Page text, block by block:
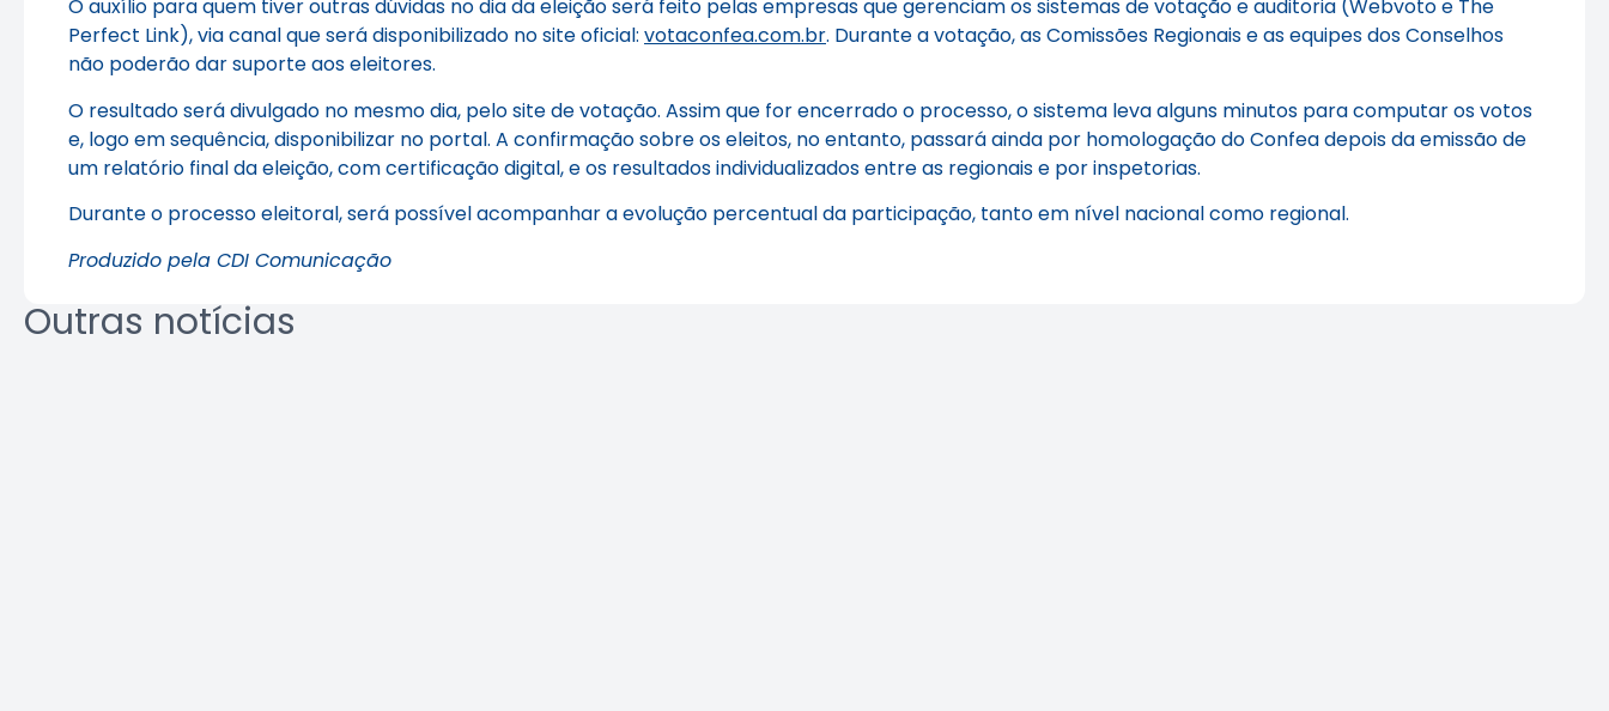
O auxílio para quem tiver outras dúvidas no dia da eleição será feito pelas empresas que gerenciam os sistemas de votação e auditoria (Webvoto e The
Perfect Link), via canal que será disponibilizado no site oficial: votaconfea.com.br. Durante a votação, as Comissões Regionais e as equipes dos Conselhos
não poderão dar suporte aos eleitores.
O resultado será divulgado no mesmo dia, pelo site de votação. Assim que for encerrado o processo, o sistema leva alguns minutos para computar os votos
e, logo em sequência, disponibilizar no portal. A confirmação sobre os eleitos, no entanto, passará ainda por homologação do Confea depois da emissão de
um relatório final da eleição, com certificação digital, e os resultados individualizados entre as regionais e por inspetorias.
Durante o processo eleitoral, será possível acompanhar a evolução percentual da participação, tanto em nível nacional como regional.
Produzido pela CDI Comunicação
Outras notícias